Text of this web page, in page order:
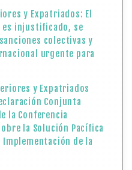
y Expatriados: El
es injustificado, se
colectivas y
urgente para
y Expatriados
Conjunta
la Conferencia
la Solución Pacífica
Implementación de la